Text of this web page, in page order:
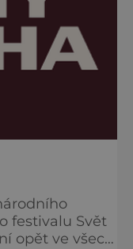
festivalu Svět
opět ve všech